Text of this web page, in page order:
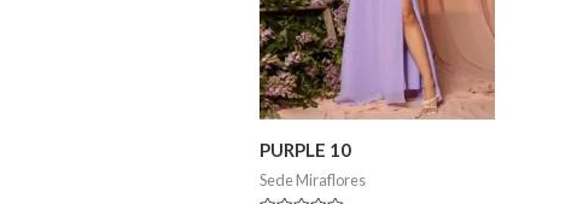
PURPLE 10
Sede Miraflores